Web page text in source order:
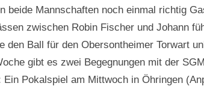
beide Mannschaften noch einmal richtig
zwischen Robin Fischer und Johann
den Ball für den Obersontheimer Torwart
gibt es zwei Begegnungen mit der SGM
Pokalspiel am Mittwoch in Öhringen